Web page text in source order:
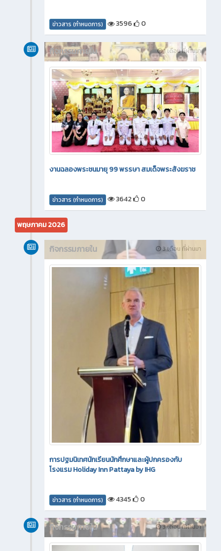
ข่าวสาร (กำหนดการ) 3596 0
1 เดือน ที่ผ่านมา
กิจกรรมภายใน
งานฉลองพระชนมายุ 99 พรรษา สมเด็จพระสังฆราช
ข่าวสาร (กำหนดการ) 3642 0
พฤษภาคม 2026
3 เดือน ที่ผ่านมา
กิจกรรมภายใน
การปฐมนิเทศนักเรียนนักศึกษาและผู้ปกครองกับ
โรงแรม Holiday Inn Pattaya by IHG
ข่าวสาร (กำหนดการ) 4345 0
3 เดือน ที่ผ่านมา
กิจกรรมภายใน